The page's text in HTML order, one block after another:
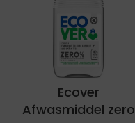
Ecover
Afwasmiddel zero